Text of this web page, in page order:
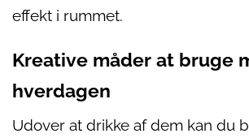
effekt i rummet.
Kreative måder at bruge
hverdagen
Udover at drikke af dem kan du